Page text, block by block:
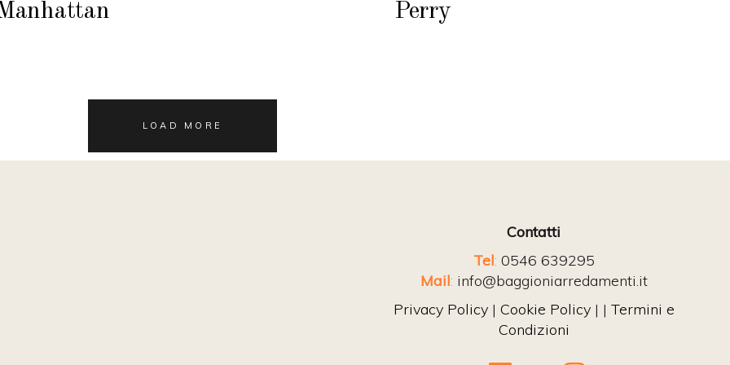
Perry
LOAD MORE
Contatti
Tel: 0546 639295
Mail: info@baggioniarredamenti.it
Privacy Policy| Cookie Policy| | Termini e
Condizioni